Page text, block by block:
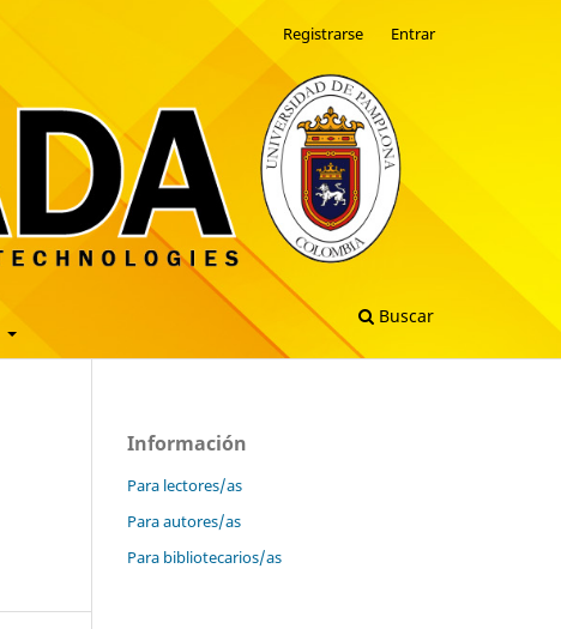
Buscar
Registrarse Entrar
Información
Para lectores/as
Para autores/as
Para bibliotecarios/as